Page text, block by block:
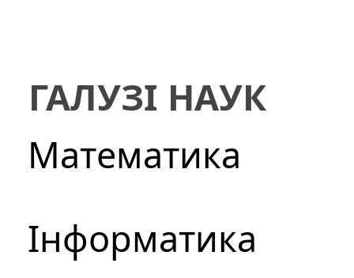
ГАЛУЗІ НАУК
Математика
Інформатика